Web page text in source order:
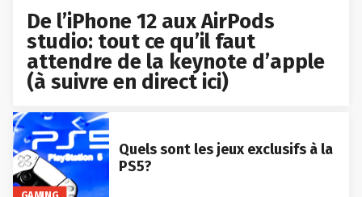
De l’iPhone 12 aux AirPods
studio: tout ce qu’il faut
attendre de la keynote d’apple
(à suivre en direct ici)
GAMING
Quels sont les jeux exclusifs à la
PS5?